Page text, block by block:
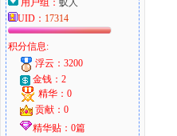
用户组： 蚁人
UID： 17314
积分信息:
浮云：3200
金钱：2
精华：0
贡献：0
精华贴：0篇